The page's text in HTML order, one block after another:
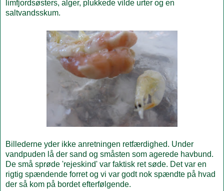
limfjordsøsters, alger, plukkede vilde urter og en
saltvandsskum.
Billederne yder ikke anretningen retfærdighed. Under
vandpuden lå der sand og småsten som agerede havbund.
De små sprøde 'rejeskind' var faktisk ret søde. Det var en
rigtig spændende forret og vi var godt nok spændte på hvad
der så kom på bordet efterfølgende.